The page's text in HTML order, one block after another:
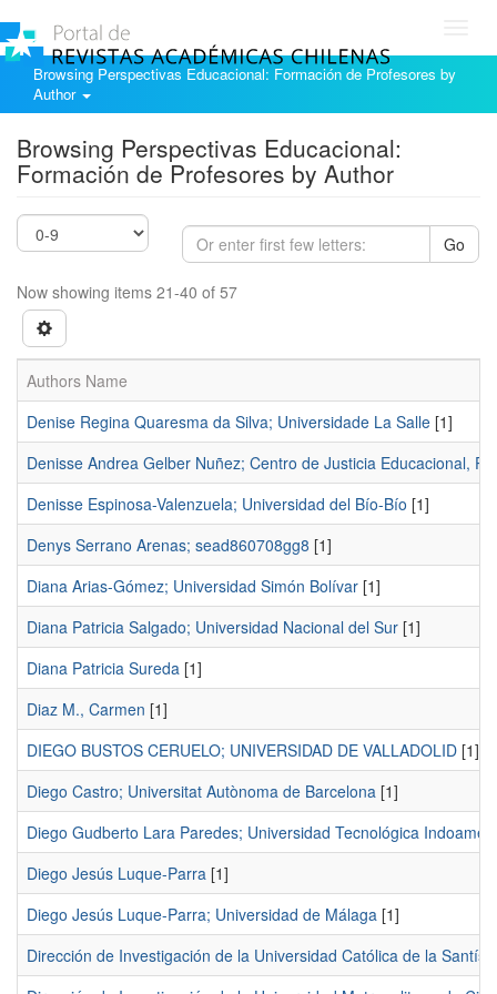
Browsing Perspectivas Educacional: Formación de Profesores by
Author
Browsing Perspectivas Educacional:
Formación de Profesores by Author
Go
Now showing items 21-40 of 57
Authors Name
Denise Regina Quaresma da Silva; Universidade La Salle [1]
Denisse Andrea Gelber Nuñez; Centro de Justicia Educacional,
Denisse Espinosa-Valenzuela; Universidad del Bío-Bío [1]
Denys Serrano Arenas; sead860708gg8 [1]
Diana Arias-Gómez; Universidad Simón Bolívar [1]
Diana Patricia Salgado; Universidad Nacional del Sur [1]
Diana Patricia Sureda [1]
Diaz M., Carmen [1]
DIEGO BUSTOS CERUELO; UNIVERSIDAD DE VALLADOLID [1]
Diego Castro; Universitat Autònoma de Barcelona [1]
Diego Gudberto Lara Paredes; Universidad Tecnológica
Diego Jesús Luque-Parra [1]
Diego Jesús Luque-Parra; Universidad de Málaga [1]
Dirección de Investigación de la Universidad Católica de la